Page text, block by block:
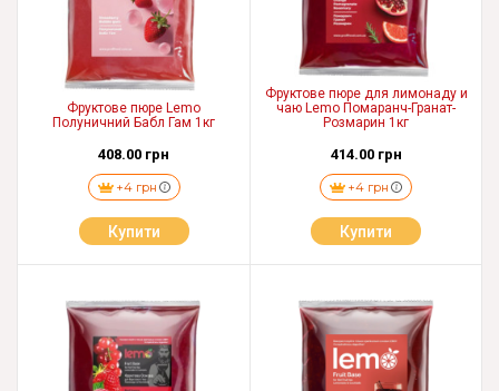
Фруктове пюре Lemo
Полуничний Бабл Гам 1кг
408.00 грн
+4 грн
Купити
Фруктове пюре для лимонаду и
чаю Lemo Помаранч-Гранат-
Розмарин 1кг
414.00 грн
+4 грн
Купити